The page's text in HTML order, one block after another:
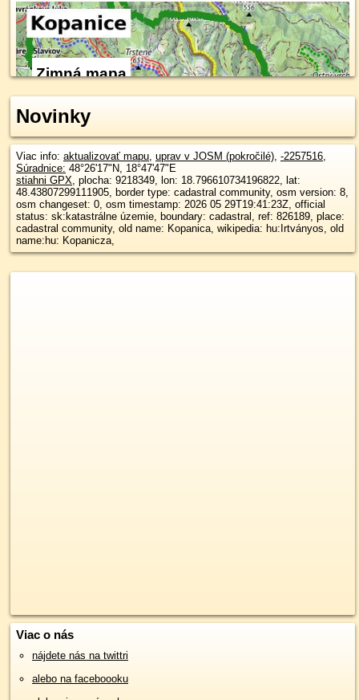
Zimná mapa
Novinky
Viac info: aktualizovať mapu uprav v JOSM (pokročilé) -2257516
Súradnice: 48°26'17"N 18°47'47"E
stiahni GPX , plocha: 9218349, lon: 18.796610734196822, lat:
48.43807299111905, border type: cadastral community, osm version: 8,
osm changeset: 0, osm timestamp: 2026 05 29T19:41:23Z, official
status: sk:katastrálne územie, boundary: cadastral, ref: 826189, place:
cadastral community, old name: Kopanica, wikipedia: hu:Irtványos, old
name:hu: Kopanicza,
Viac o nás
nájdete nás na twittri
alebo na faceboooku